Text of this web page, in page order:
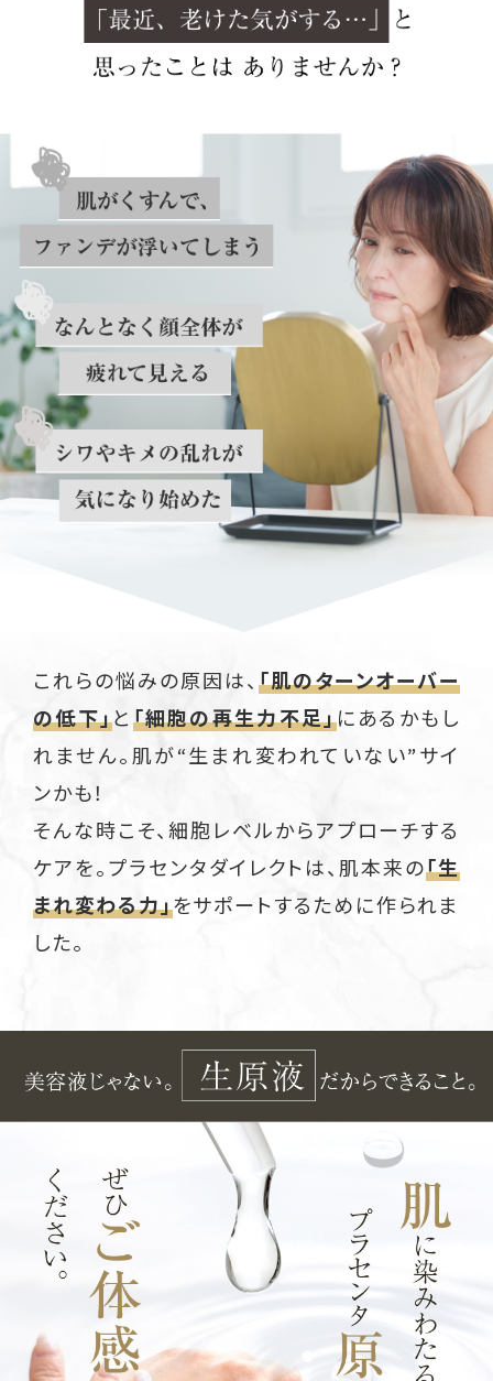
これらの悩みの原因は、「肌のターンオーバー
の低下」と 「細胞の再生力不足」にあるかもし
れません。肌が“生まれ変われていない”サイ
ンかも！
そんな時こそ、細胞レベルからアプローチする
ケアを。プラセンタダイレクトは、肌本来の「生
まれ変わる力」をサポートするために作られま
した。